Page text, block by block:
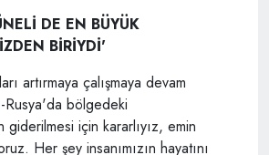
DE EN BÜYÜK
BİRİYDİ'
artırmaya çalışmaya devam
bölgedeki
giderilmesi için kararlıyız, emin
Her şey insanımızın hayatını